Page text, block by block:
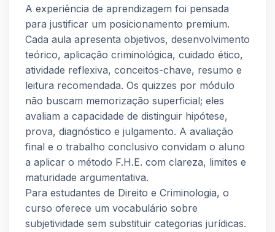
A experiência de aprendizagem foi pensada
para justificar um posicionamento premium.
Cada aula apresenta objetivos, desenvolvimento
teórico, aplicação criminológica, cuidado ético,
atividade reflexiva, conceitos-chave, resumo e
leitura recomendada. Os quizzes por módulo
não buscam memorização superficial; eles
avaliam a capacidade de distinguir hipótese,
prova, diagnóstico e julgamento. A avaliação
final e o trabalho conclusivo convidam o aluno
a aplicar o método F.H.E. com clareza, limites e
maturidade argumentativa.
Para estudantes de Direito e Criminologia, o
curso oferece um vocabulário sobre
subjetividade sem substituir categorias jurídicas.